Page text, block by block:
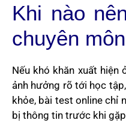
Khi nào
chuyên
Nếu khó khăn xuất hiện
ảnh hưởng rõ tới học
khỏe, bài test online chỉ
bị thông tin trước khi